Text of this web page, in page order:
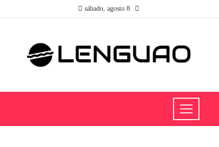
sábado, agosto 8